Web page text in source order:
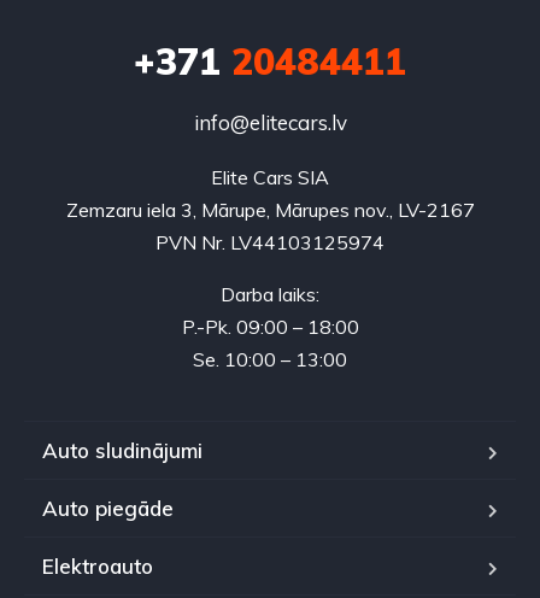
+371 20484411
info@elitecars.lv
Elite Cars SIA
Zemzaru iela 3, Mārupe, Mārupes nov., LV-2167
PVN Nr. LV44103125974
Darba laiks:
P.-Pk. 09:00 – 18:00
Se. 10:00 – 13:00
Auto sludinājumi
Auto piegāde
Elektroauto